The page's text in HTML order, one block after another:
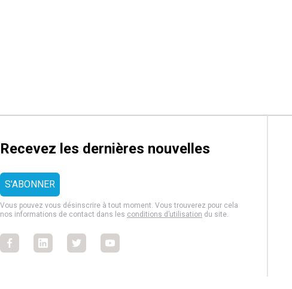
Recevez les dernières nouvelles
Vous pouvez vous désinscrire à tout moment. Vous trouverez pour cela
nos informations de contact dans les conditions d’utilisation du site.
FacebookFacebookFacebookFacebook